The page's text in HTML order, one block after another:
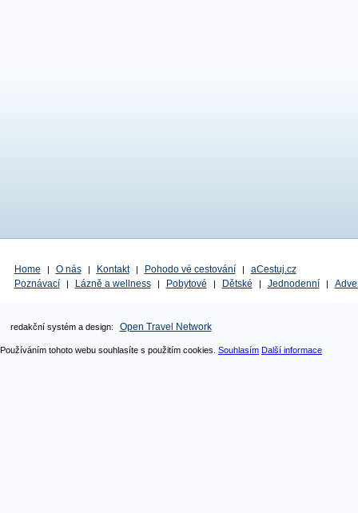
Home | O nás | Kontakt | Pohodo vé cestování |
aCestuj.cz
Poznávací
| Lázně a wellness | Pobytové | Dětské | Jednodenní |
redakční systém a design: Open Travel Network
Používáním tohoto webu souhlasíte s použitím cookies. Souhlasím Další informace